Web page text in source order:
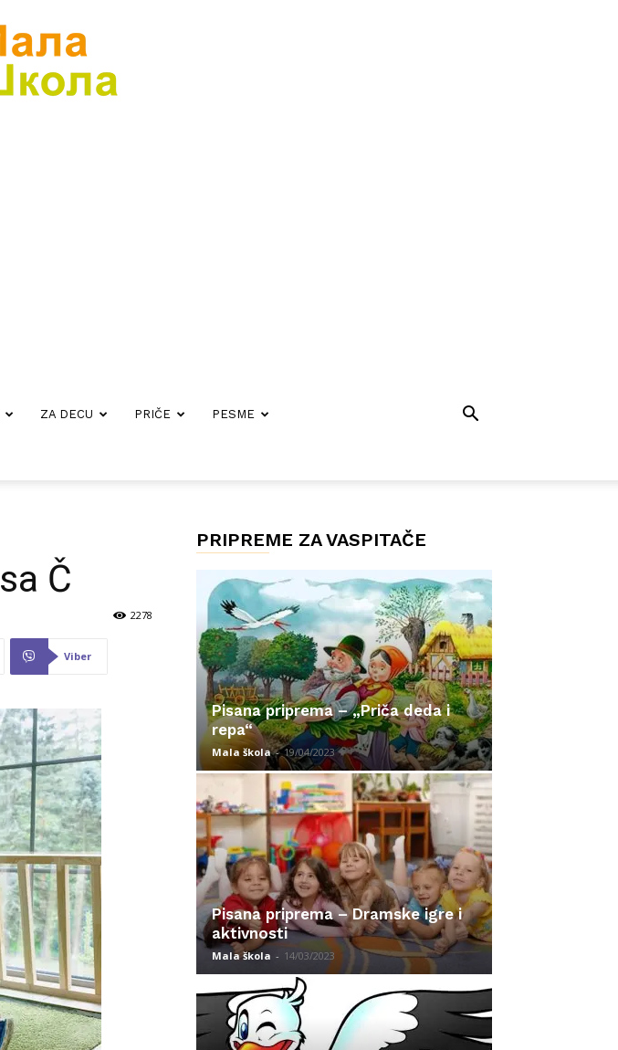
ZA DECU PRIČE PESME
Č
2278
Viber
PRIPREME ZA VASPITAČE
Pisana priprema – „Priča deda i
repa“
Mala škola - 19/04/2023
Pisana priprema – Dramske igre i
aktivnosti
Mala škola - 14/03/2023